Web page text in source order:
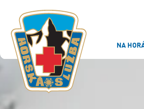
NA